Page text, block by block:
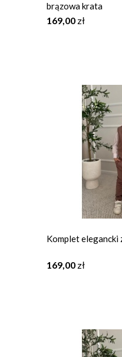
brązowa krata
169,00 zł
Komplet elegancki
169,00 zł